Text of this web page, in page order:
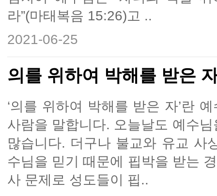
라”(마태복음 15:26)고 ..
2021-06-25
의를 위하여 박해를 받은
‘의를 위하여 박해를 받은 자’란
사람을 말합니다. 오늘날도 예수
많습니다. 더구나 불교와 유교 사
수님을 믿기 때문에 핍박을 받는
사 문제로 성도들이 핍..